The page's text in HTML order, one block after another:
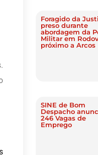
Foragido da
preso durante
abordagem da
Militar em
próximo a Arcos
SINE de Bom
Despacho
246 Vagas de
Emprego